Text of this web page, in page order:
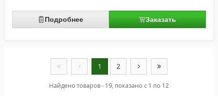
Подробнее Заказать
1 2
Найдено товаров - 19, показано с 1 по 12